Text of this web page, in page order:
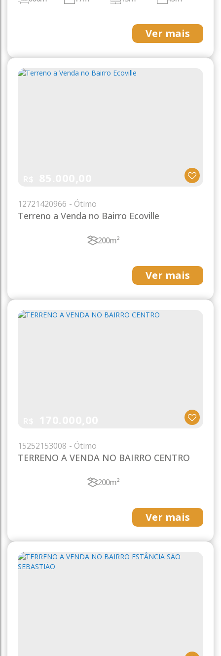
Ver mais
Terreno a Venda no Bairro Ecoville
12721420966
200m²
Ver mais
TERRENO A VENDA NO BAIRRO CENTRO
15252153008
200m²
Ver mais